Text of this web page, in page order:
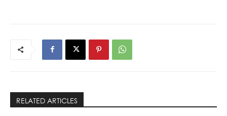
RELATED ARTICLES